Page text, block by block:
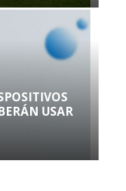
USAR